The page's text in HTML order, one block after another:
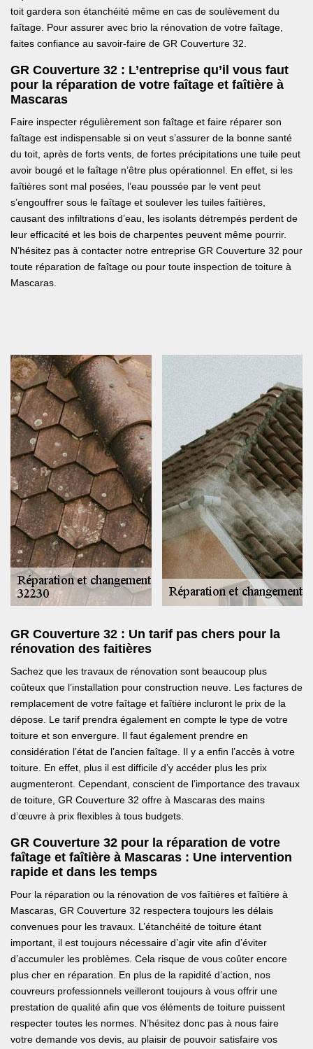
toit gardera son étanchéité même en cas de soulèvement du
faîtage. Pour assurer avec brio la rénovation de votre faîtage,
faites confiance au savoir-faire de GR Couverture 32.
GR Couverture 32 : L’entreprise qu’il vous faut
pour la réparation de votre faîtage et faîtière à
Mascaras
Faire inspecter régulièrement son faîtage et faire réparer son
faîtage est indispensable si on veut s’assurer de la bonne santé
du toit, après de forts vents, de fortes précipitations une tuile peut
avoir bougé et le faîtage n’être plus opérationnel. En effet, si les
faîtières sont mal posées, l’eau poussée par le vent peut
s’engouffrer sous le faîtage et soulever les tuiles faîtières,
causant des infiltrations d’eau, les isolants détrempés perdent de
leur efficacité et les bois de charpentes peuvent même pourrir.
N’hésitez pas à contacter notre entreprise GR Couverture 32 pour
toute réparation de faîtage ou pour toute inspection de toiture à
Mascaras.
GR Couverture 32 : Un tarif pas chers pour la
rénovation des faitières
Sachez que les travaux de rénovation sont beaucoup plus
coûteux que l’installation pour construction neuve. Les factures de
remplacement de votre faîtage et faîtière incluront le prix de la
dépose. Le tarif prendra également en compte le type de votre
toiture et son envergure. Il faut également prendre en
considération l’état de l’ancien faîtage. Il y a enfin l’accès à votre
toiture. En effet, plus il est difficile d’y accéder plus les prix
augmenteront. Cependant, conscient de l’importance des travaux
de toiture, GR Couverture 32 offre à Mascaras des mains
d’œuvre à prix flexibles à tous budgets.
GR Couverture 32 pour la réparation de votre
faîtage et faîtière à Mascaras : Une intervention
rapide et dans les temps
Pour la réparation ou la rénovation de vos faîtières et faîtière à
Mascaras, GR Couverture 32 respectera toujours les délais
convenues pour les travaux. L’étanchéité de toiture étant
important, il est toujours nécessaire d’agir vite afin d’éviter
d’accumuler les problèmes. Cela risque de vous coûter encore
plus cher en réparation. En plus de la rapidité d’action, nos
couvreurs professionnels veilleront toujours à vous offrir une
prestation de qualité afin que vos éléments de toiture puissent
respecter toutes les normes. N’hésitez donc pas à nous faire
votre demande vos devis, au plaisir de pouvoir satisfaire vos